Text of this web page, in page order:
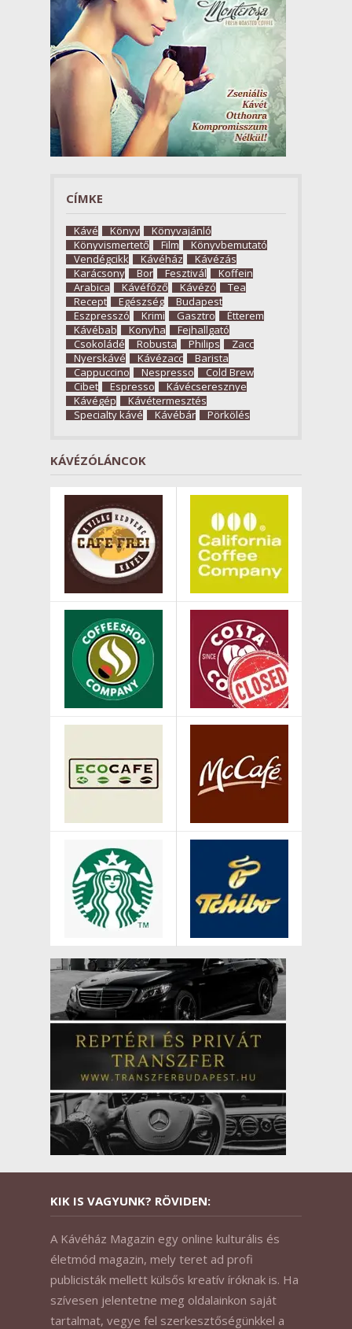
CÍMKE
Kávé Könyv
Könyvajánló
Könyvismertető
Film
Könyvbemutató
Vendégcikk
Kávéház
Kávézás
Karácsony
Bor Fesztivál
Koffein
Arabica
Kávéfőző Kávézó
Tea
Recept
Egészség
Budapest
Eszpresszó
Krimi Gasztro
Étterem
Kávébab
Konyha
Fejhallgató
Csokoládé
Robusta Philips
Zacc
Nyerskávé
Kávézacc
Barista
Cappuccino
Nespresso
Cold Brew
Cibet
Espresso
Kávécseresznye
Kávégép
Kávétermesztés
Specialty kávé
Kávébár Pörkölés
KÁVÉZÓLÁNCOK
KIK IS VAGYUNK? RÖVIDEN:
A Kávéház Magazin egy online kulturális és
életmód magazin, mely teret ad profi
publicisták mellett külsős kreatív íróknak is. Ha
szívesen jelentetne meg oldalainkon saját
tartalmat, vegye fel szerkesztőségünkkel a